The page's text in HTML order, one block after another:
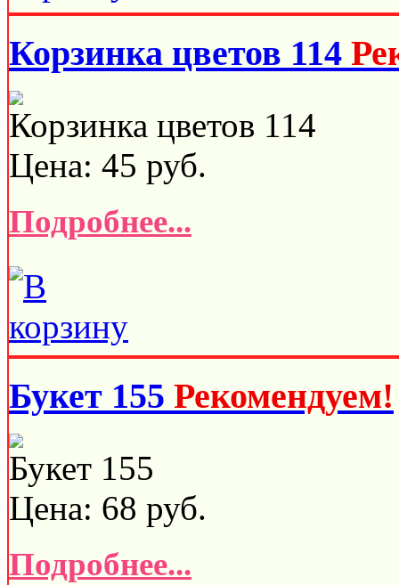
Корзинка цветов 114
Корзинка цветов 114
Цена: 45 руб.
Подробнее...
Букет 155 Рекомендуем!
Букет 155
Цена: 68 руб.
Подробнее...